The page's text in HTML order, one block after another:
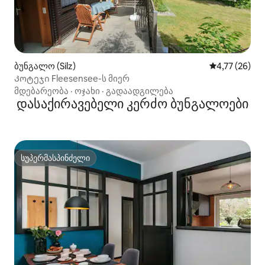
ბუნგალო (Silz) საშუალო
4,77 (26)
Კოტეჯი Fleesensee-ს მიერ
მდებარეობა · ოჯახი · გადაადგილება
დასაქირავებელი კერძო ბუნგალოები
სუპერმასპინძელი
სუპერმასპინძელი